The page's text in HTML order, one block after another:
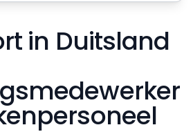
in Duitsland